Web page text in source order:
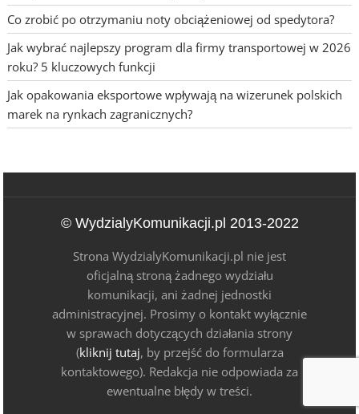
Co zrobić po otrzymaniu noty obciążeniowej od spedytora?
Jak wybrać najlepszy program dla firmy transportowej w 2026
roku? 5 kluczowych funkcji
Jak opakowania eksportowe wpływają na wizerunek polskich
marek na rynkach zagranicznych?
© WydzialyKomunikacji.pl 2013-2022
Strona WydzialyKomunikacji.pl nie jest
oficjalną stroną żadnego wydziału
komunikacji, ani żadnej jednostki
administracyjnej. Prosimy o kontakt wyłącznie
w sprawach dotyczących działania strony
(kliknij tutaj, by przejść do formularza
kontaktowego). Redakcja nie odpowiada za
ewentualne błędy w treści.